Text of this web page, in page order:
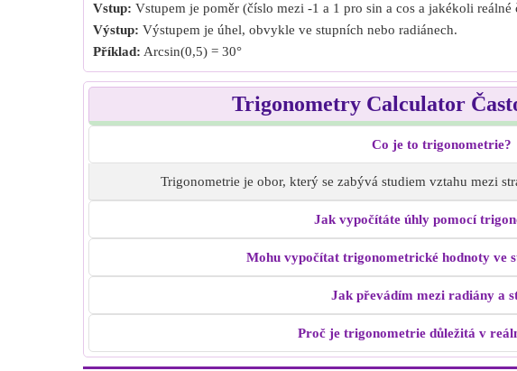
Vstup: Vstupem je poměr (číslo mezi -1 a 1 pro sin a cos a jakékoli reálné
Výstup: Výstupem je úhel, obvykle ve stupních nebo radiánech.
Příklad: Arcsin(0,5) = 30°
Trigonometry Calculator
Co je to trigonometrie?
Trigonometrie je obor, který se zabývá studiem vztahu mezi
Jak vypočítáte úhly pomocí
Mohu vypočítat trigonometrické hodnoty ve
Jak převádím mezi radiány a
Proč je trigonometrie důležitá v